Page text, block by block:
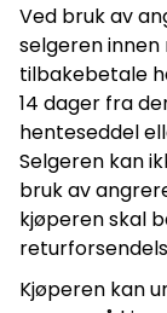
Ved bruk av
selgeren
tilbakebetale
14 dager fra
henteseddel
Selgeren kan
bruk av
kjøperen skal
Kjøperen kan